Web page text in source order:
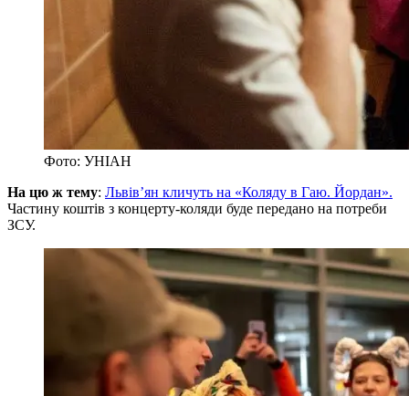
Фото: УНІАН
На цю ж тему: Львів’ян кличуть на «Коляду в Гаю. Йордан».
Частину коштів з концерту-коляди буде передано на потреби
ЗСУ.